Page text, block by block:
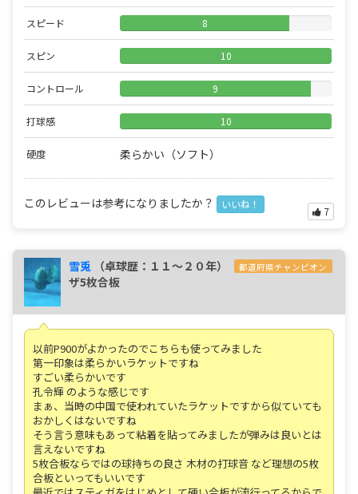
スピード 8
スピン 10
コントロール 9
打球感 10
硬度 柔らかい（ソフト）
このレビューは参考になりましたか？ いいね！
7
雪兎 （卓球歴：１１～２０年） 都道府県チャンピオン
ザ5枚合板
以前P900がよかったのでこちらも使ってみました
第一印象は柔らかいラケットですね
すごい柔らかいです
孔令輝 のような感じです
まぁ、当時の中国で使われていたラケットですから似ていても
おかしくはないですね
そう言う意味もあって粘着を貼ってみましたが弾みは良いとは
言えないですね
5枚合板ならではの球持ちの良さ 木材の打球音 など理想の5枚
合板といってもいいです